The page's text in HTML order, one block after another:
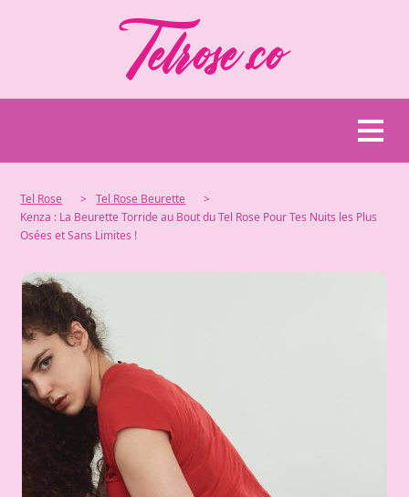
Tel Rose > Tel Rose Beurette
>
Kenza : La Beurette Torride au Bout du Tel Rose Pour Tes Nuits les Plus
Osées et Sans Limites !